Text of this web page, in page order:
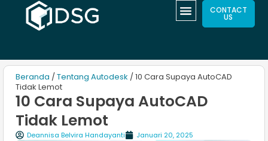
CONTACT
US
Beranda / Tentang Autodesk / 10 Cara Supaya AutoCAD
Tidak Lemot
10 Cara Supaya AutoCAD
Tidak Lemot
Deannisa Belvira Handayanti Januari 20, 2025